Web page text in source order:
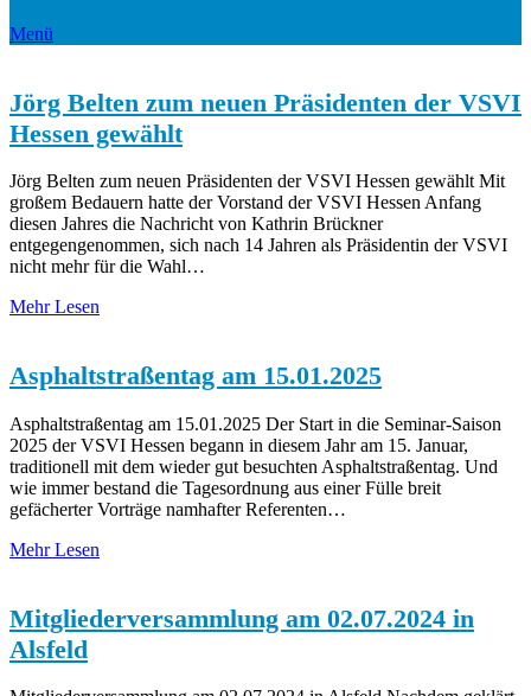
Menü
Jörg Belten zum neuen Präsidenten der VSVI
Hessen gewählt
Jörg Belten zum neuen Präsidenten der VSVI Hessen gewählt Mit
großem Bedauern hatte der Vorstand der VSVI Hessen Anfang
diesen Jahres die Nachricht von Kathrin Brückner
entgegengenommen, sich nach 14 Jahren als Präsidentin der VSVI
nicht mehr für die Wahl…
Mehr Lesen
Asphaltstraßentag am 15.01.2025
Asphaltstraßentag am 15.01.2025 Der Start in die Seminar-Saison
2025 der VSVI Hessen begann in diesem Jahr am 15. Januar,
traditionell mit dem wieder gut besuchten Asphaltstraßentag. Und
wie immer bestand die Tagesordnung aus einer Fülle breit
gefächerter Vorträge namhafter Referenten…
Mehr Lesen
Mitgliederversammlung am 02.07.2024 in
Alsfeld